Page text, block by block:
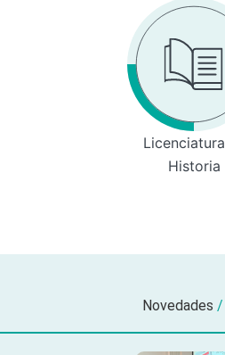
Historia
Novedades /